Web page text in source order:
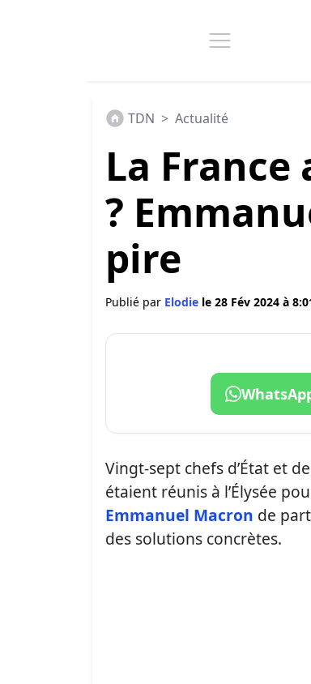
TDN > Actualité
La
?
pire
Publié par Elodie le 28 Fév 2024 à
Vingt-sept chefs d’État et
étaient réunis à l’Élysée
Emmanuel Macron de
des solutions concrètes.